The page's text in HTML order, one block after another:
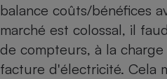
balance coûts/bénéfices
marché est colossal, il
de compteurs, à la
facture d'électricité. Cela